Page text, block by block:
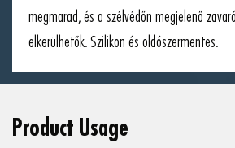
megmarad, és a szélvédőn megjelenő
elkerülhetők. Szilikon és oldószermentes.
Product Usage